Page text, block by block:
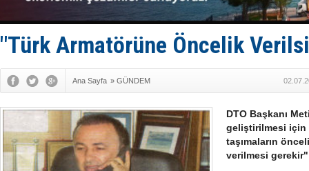
Baltık
Runit
Türk
"Türk Armatörüne Öncelik
Ana Sayfa » GÜNDEM
DTO Başkanı
geliştirilmesi için
taşımaların
verilmesi